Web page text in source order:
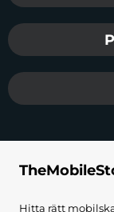
Hitta rätt